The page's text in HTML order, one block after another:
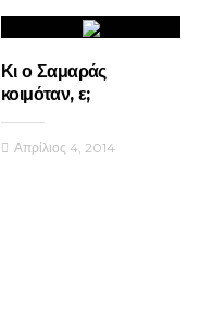
Κι ο Σαμαράς
κοιμόταν, ε;
Απρίλιος 4, 2014